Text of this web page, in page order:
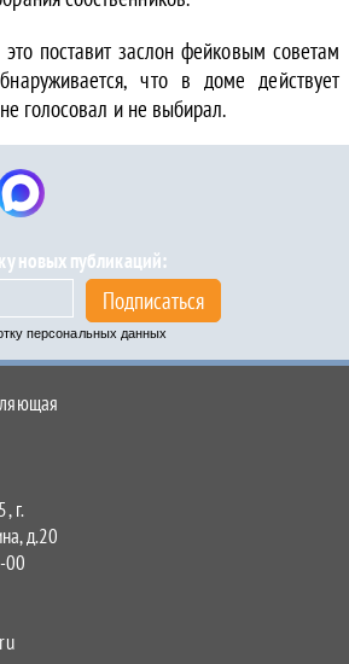
поставит заслон фейковым советам
что в доме действует
голосовал и не выбирал.
новых публикаций:
Подписаться
персональных данных
г.
д.20
00